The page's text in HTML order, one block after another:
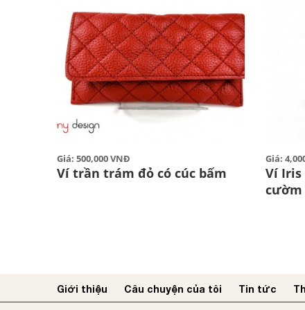
Giá: 500,000 VNĐ
Ví trần trám đỏ có cúc bấm
Giá:
Ví Iris
cườm
Giới thiệu Câu chuyện của tôi Tin tức